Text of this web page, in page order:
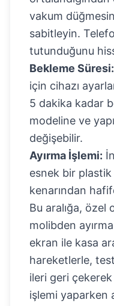
vakum
sabitleyin.
tutunduğunu
Bekleme Süresi:
için cihazı
5 dakika kadar
modeline ve
değişebilir.
Ayırma İşlemi:
esnek bir
kenarından
Bu aralığa, özel
molibden
ekran ile kasa
hareketlerle,
ileri geri çekerek
işlemi yaparken